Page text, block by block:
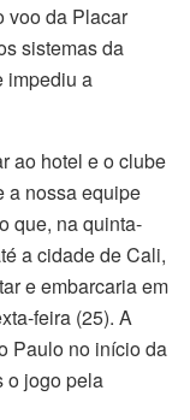
voo da Placar
sistemas da
impediu a
ao hotel e o clube
a nossa equipe
que, na quinta-
a cidade de Cali,
e embarcaria em
feira (25). A
Paulo no início da
o jogo pela